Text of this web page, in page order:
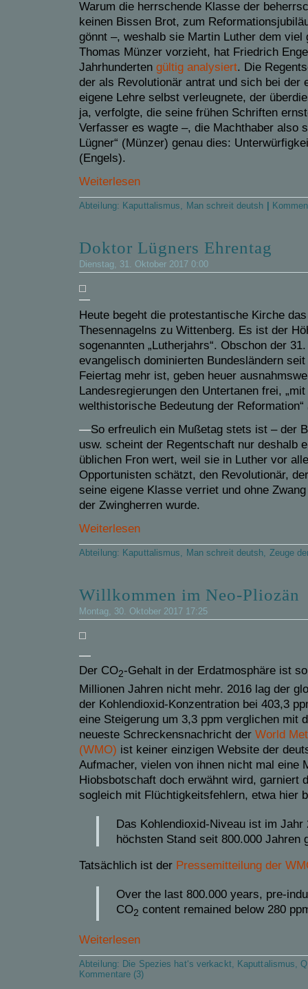
Warum die herrschende Klasse der
keinen Bissen Brot, zum
gönnt –, weshalb sie Martin Luther dem viel
Thomas Münzer vorzieht, hat Friedrich
Jahrhunderten gültig analysiert. Die
der als Revolutionär antrat und sich bei der
eigene Lehre selbst verleugnete, der
ja, verfolgte, die seine frühen Schriften
Verfasser es wagte –, die Machthaber also
Lügner“ (Münzer) genau dies:
(Engels).
Weiterlesen
Abteilung: Kaputtalismus, Man schreit deutsh
Doktor Lügners Ehrentag
Dienstag, 31. Oktober 2017 0:00
—
Heute begeht die protestantische Kirche
Thesennagelns zu Wittenberg. Es ist der
sogenannten „Lutherjahrs“. Obschon der
evangelisch dominierten Bundesländern
Feiertag mehr ist, geben heuer
Landesregierungen den Untertanen frei,
welthistorische Bedeutung der Reformation“
—So erfreulich ein Mußetag stets ist – der
usw. scheint der Regentschaft nur deshalb
üblichen Fron wert, weil sie in Luther vor
Opportunisten schätzt, den Revolutionär,
seine eigene Klasse verriet und ohne
der Zwingherren wurde.
Weiterlesen
Abteilung: Kaputtalismus, Man schreit deutsh, Zeuge
Willkommen im Neo-Pliozän
Montag, 30. Oktober 2017 17:25
—
Der CO2-Gehalt in der Erdatmosphäre ist
Millionen Jahren nicht mehr. 2016 lag der
der Kohlendioxid-Konzentration bei 403,3
eine Steigerung um 3,3 ppm verglichen mit
neueste Schreckensnachricht der World
(WMO) ist keiner einzigen Website der
Aufmacher, vielen von ihnen nicht mal eine
Hiobsbotschaft doch erwähnt wird, garniert
sogleich mit Flüchtigkeitsfehlern, etwa hier
Das Kohlendioxid-Niveau ist im Jahr
höchsten Stand seit 800.000 Jahren
Tatsächlich ist der Pressemitteilung der
Over the last 800.000 years, pre-
CO2 content remained below 280
Weiterlesen
Abteilung: Die Spezies hat‘s verkackt, Kaputtalismus ,
Kommentare (3)